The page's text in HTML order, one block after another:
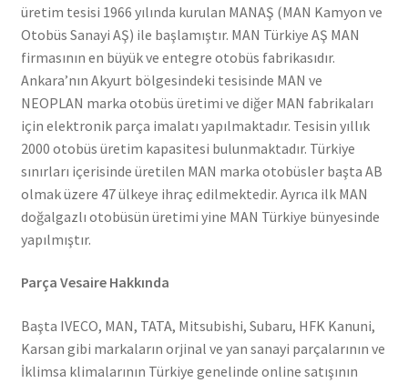
üretim tesisi 1966 yılında kurulan MANAŞ (MAN Kamyon ve
Otobüs Sanayi AŞ) ile başlamıştır. MAN Türkiye AŞ MAN
firmasının en büyük ve entegre otobüs fabrikasıdır.
Ankara’nın Akyurt bölgesindeki tesisinde MAN ve
NEOPLAN marka otobüs üretimi ve diğer MAN fabrikaları
için elektronik parça imalatı yapılmaktadır. Tesisin yıllık
2000 otobüs üretim kapasitesi bulunmaktadır. Türkiye
sınırları içerisinde üretilen MAN marka otobüsler başta AB
olmak üzere 47 ülkeye ihraç edilmektedir. Ayrıca ilk MAN
doğalgazlı otobüsün üretimi yine MAN Türkiye bünyesinde
yapılmıştır.
Parça Vesaire Hakkında
Başta IVECO, MAN, TATA, Mitsubishi, Subaru, HFK Kanuni,
Karsan gibi markaların orjinal ve yan sanayi parçalarının ve
İklimsa klimalarının Türkiye genelinde online satışının